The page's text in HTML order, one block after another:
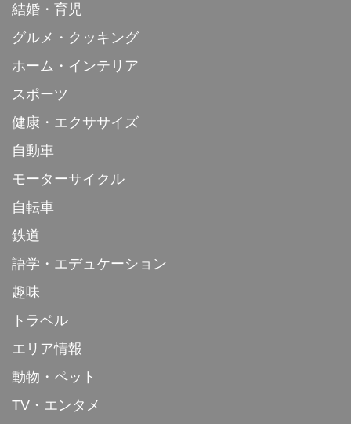
結婚・育児
グルメ・クッキング
ホーム・インテリア
スポーツ
健康・エクササイズ
自動車
モーターサイクル
自転車
鉄道
語学・エデュケーション
趣味
トラベル
エリア情報
動物・ペット
TV・エンタメ